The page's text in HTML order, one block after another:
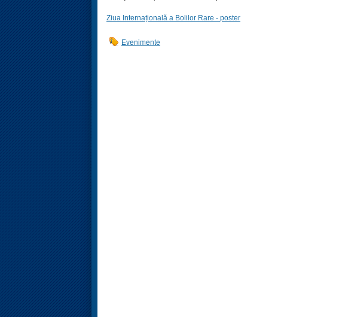
Ziua Internațională a Bolilor Rare - poster
Evenimente